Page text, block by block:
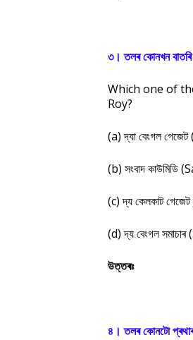
৩। তলৰ কোনখন বাতৰি
Which one of
Roy?
(a) দ্যা বেংগল
(b) সংবাদ
(c) দ্য কেলকাট
(d) দ্য বেংগল
উত্তৰঃ
৪। তলৰ কোনটো প্ৰথাৰ